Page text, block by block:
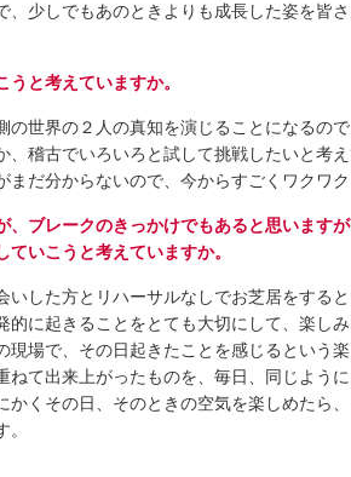
少しでもあのときよりも成長した姿を皆
と考えていますか。
世界の２人の真知を演じることになるの
稽古でいろいろと試して挑戦したいと考
だ分からないので、今からすごくワクワク
、ブレークのきっかけでもあると思います
いこうと考えていますか。
した方とリハーサルなしでお芝居をすると
的に起きることをとても大切にして、楽し
現場で、その日起きたことを感じるという
て出来上がったものを、毎日、同じよう
くその日、そのときの空気を楽しめたら